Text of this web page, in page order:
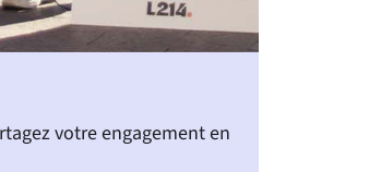
votre engagement en